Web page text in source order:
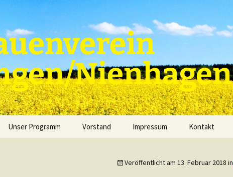
Nienhagen
Unser Programm Vorstand Impressum Kontakt
Veröffentlicht am 13. Februar 2018 in